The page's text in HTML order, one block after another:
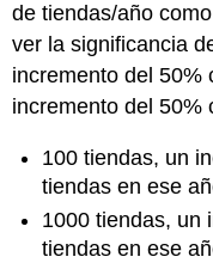
de tiendas/año
ver la significancia
incremento del 50%
incremento del 50%
100 tiendas, un
tiendas en ese
1000 tiendas, un
tiendas en ese